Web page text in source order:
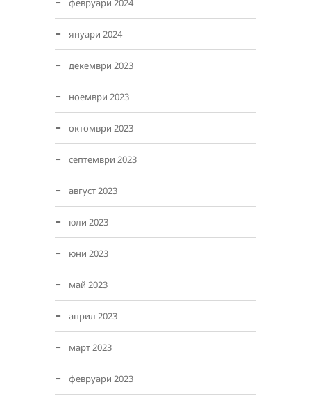
февруари 2024
януари 2024
декември 2023
ноември 2023
октомври 2023
септември 2023
август 2023
юли 2023
юни 2023
май 2023
април 2023
март 2023
февруари 2023